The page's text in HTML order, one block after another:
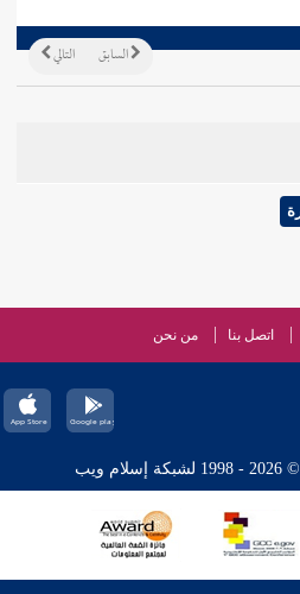
التالي السابق
اتصل بنا من نحن